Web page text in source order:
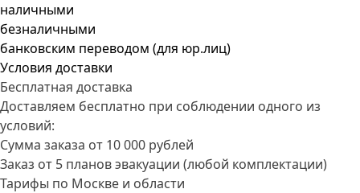
наличными
безналичными
банковским переводом (для юр.лиц)
Условия доставки
Бесплатная доставка
Доставляем бесплатно при соблюдении одного из
условий:
Сумма заказа от 10 000 рублей
Заказ от 5 планов эвакуации (любой комплектации)
Тарифы по Москве и области